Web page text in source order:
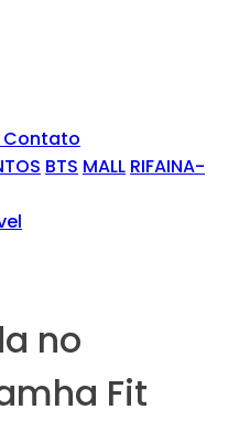
Contato
BTS MALL RIFAINA-
no
Fit